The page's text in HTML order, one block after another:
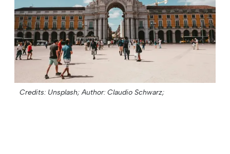
Credits: Unsplash; Author: Claudio Schwarz;